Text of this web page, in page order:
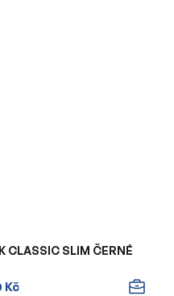
CLASSIC SLIM ČERNÉ
Kč